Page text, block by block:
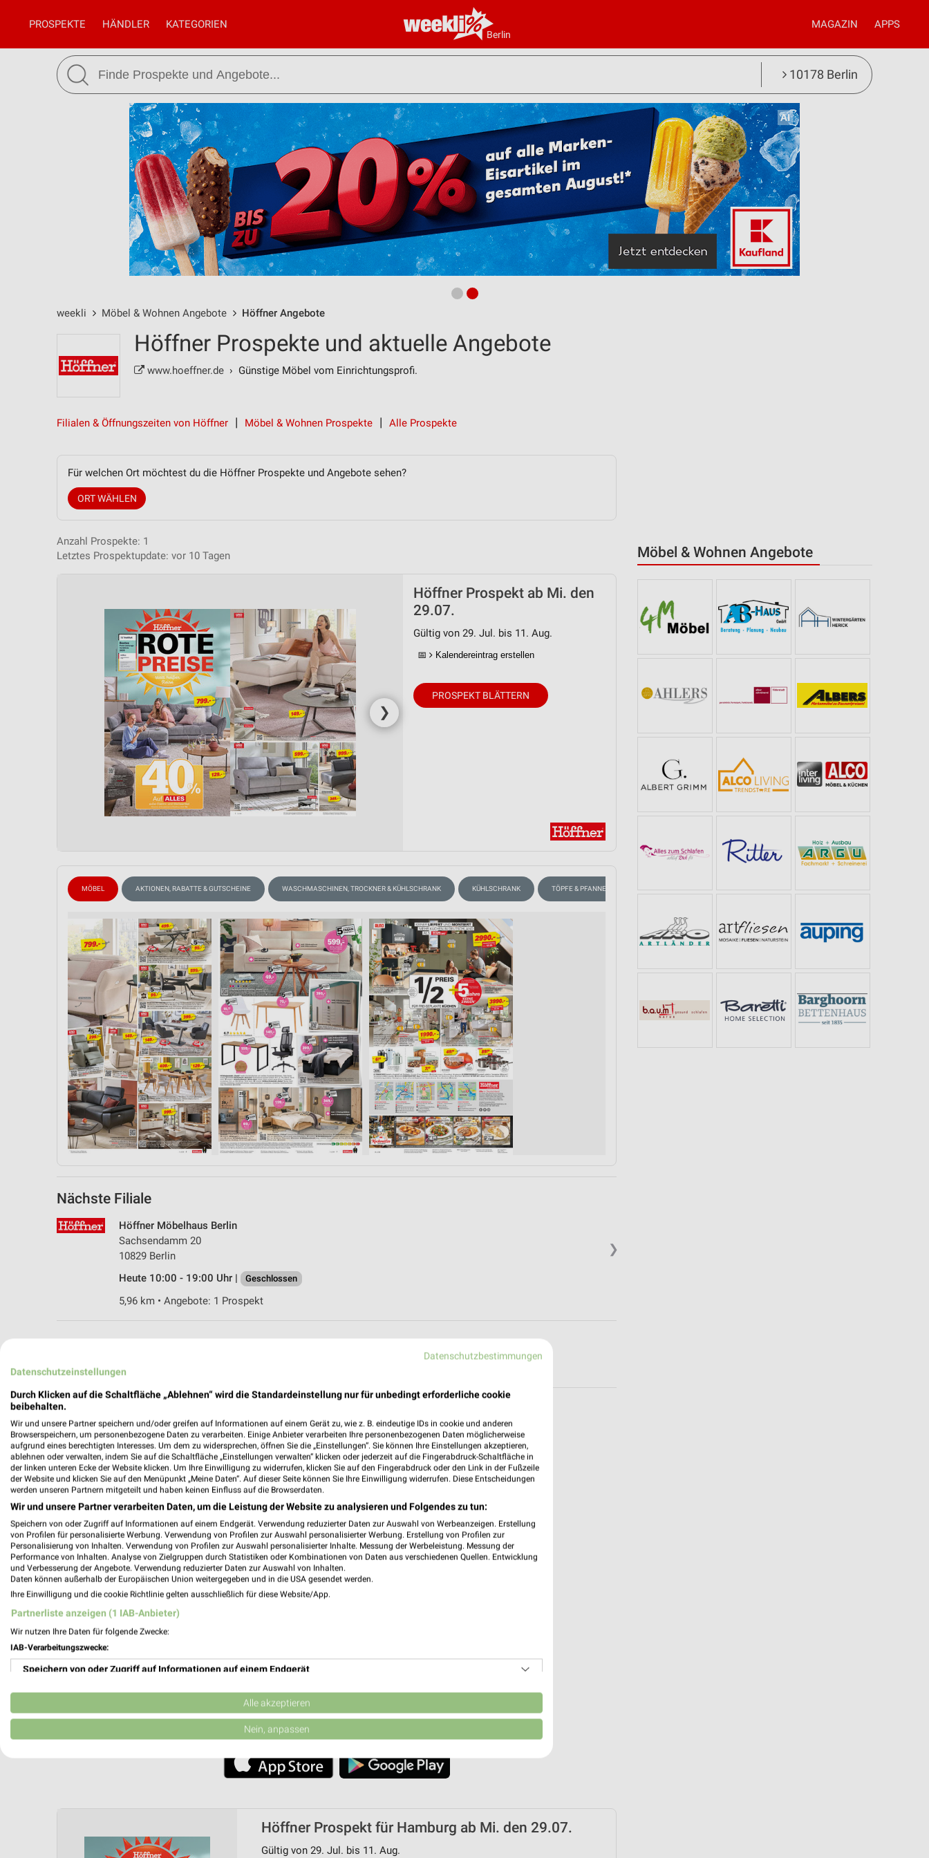
Berlin
PROSPEKTE HÄNDLER KATEGORIEN MAGAZIN APPS
10178 Berlin
weekli Möbel & Wohnen Angebote Höffner Angebote
Möbel & Wohnen Angebote
Höffner Prospekte und aktuelle Angebote
www.hoeffner.de › Günstige Möbel vom Einrichtungsprofi.
Filialen & Öffnungszeiten von Höffner Möbel & Wohnen Prospekte Alle Prospekte
Für welchen Ort möchtest du die Höffner Prospekte und Angebote sehen?
ORT WÄHLEN
Anzahl Prospekte: 1
Letztes Prospektupdate: vor 10 Tagen
❯
Höffner Prospekt ab Mi. den
29.07.
Gültig von 29. Jul. bis 11. Aug.
📅 Kalendereintrag erstellen
PROSPEKT BLÄTTERN
MÖBEL AKTIONEN, RABATTE & GUTSCHEINE WASCHMASCHINEN, TROCKNER & KÜHLSCHRANK KÜHLSCHRANK TÖPFE & PFANNEN
Nächste Filiale
❯
Höffner Möbelhaus Berlin
Sachsendamm 20
10829 Berlin
Heute 10:00 - 19:00 Uhr |
Geschlossen
5,96 km • Angebote: 1 Prospekt
weekli - Prospekte & Angebote App
Alle Höffner Angebote immer griffbereit – mit der kostenlosen weekli App für iOS & Android.
✔Standortgenaue Angebote
✔
Folge deinem Lieblingshändler
✔Push-Benachrichtigungen bei neuen Prospekten
✔Einkaufsliste - Einkauf stressfrei planen
Nutze weekli auch mobil – App jetzt laden oder QR-Code scannen.
Höffner Prospekt für Hamburg ab Mi. den 29.07.
Gültig von 29. Jul. bis 11. Aug.
Datenschutzbestimmungen
Datenschutzeinstellungen
Durch Klicken auf die Schaltfläche „Ablehnen“ wird die Standardeinstellung nur für unbedingt erforderliche cookie
beibehalten.
Wir und unsere Partner speichern und/oder greifen auf Informationen auf einem Gerät zu, wie z. B. eindeutige IDs in cookie und anderen
Browserspeichern, um personenbezogene Daten zu verarbeiten. Einige Anbieter verarbeiten Ihre personenbezogenen Daten möglicherweise
aufgrund eines berechtigten Interesses. Um dem zu widersprechen, öffnen Sie die „Einstellungen“. Sie können Ihre Einstellungen akzeptieren,
ablehnen oder verwalten, indem Sie auf die Schaltfläche „Einstellungen verwalten“ klicken oder jederzeit auf die Fingerabdruck-Schaltfläche in
der linken unteren Ecke der Website klicken. Um Ihre Einwilligung zu widerrufen, klicken Sie auf den Fingerabdruck oder den Link in der Fußzeile
der Website und klicken Sie auf den Menüpunkt „Meine Daten“. Auf dieser Seite können Sie Ihre Einwilligung widerrufen. Diese Entscheidungen
werden unseren Partnern mitgeteilt und haben keinen Einfluss auf die Browserdaten.
Wir und unsere Partner verarbeiten Daten, um die Leistung der Website zu analysieren und Folgendes zu tun:
Speichern von oder Zugriff auf Informationen auf einem Endgerät. Verwendung reduzierter Daten zur Auswahl von Werbeanzeigen. Erstellung
von Profilen für personalisierte Werbung. Verwendung von Profilen zur Auswahl personalisierter Werbung. Erstellung von Profilen zur
Personalisierung von Inhalten. Verwendung von Profilen zur Auswahl personalisierter Inhalte. Messung der Werbeleistung. Messung der
Performance von Inhalten. Analyse von Zielgruppen durch Statistiken oder Kombinationen von Daten aus verschiedenen Quellen. Entwicklung
und Verbesserung der Angebote. Verwendung reduzierter Daten zur Auswahl von Inhalten.
Daten können außerhalb der Europäischen Union weitergegeben und in die USA gesendet werden.
Ihre Einwilligung und die cookie Richtlinie gelten ausschließlich für diese Website/App.
Partnerliste anzeigen (1 IAB-Anbieter)
Wir nutzen Ihre Daten für folgende Zwecke:
IAB-Verarbeitungszwecke:
Speichern von oder Zugriff auf Informationen auf einem Endgerät
Verwendung reduzierter Daten zur Auswahl von Werbeanzeigen
Erstellung von Profilen für personalisierte Werbung
Erstellung von Profilen zur Personalisierung von Inhalten
Messung der Werbeleistung
Alle akzeptieren
Nein, anpassen